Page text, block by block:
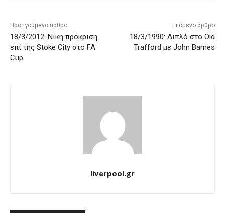
Προηγούμενο άρθρο
18/3/2012: Νίκη πρόκριση
επί της Stoke City στο FA
Cup
Επόμενο άρθρο
18/3/1990: Διπλό στο Old
Trafford με John Barnes
liverpool.gr